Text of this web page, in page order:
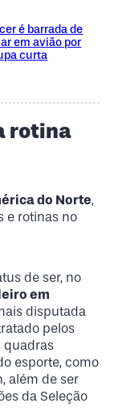
é barrada de
em avião por
curta
rotina
do Norte,
e rotinas no
de ser, no
em
disputada
pelos
quadras
esporte, como
além de ser
da Seleção